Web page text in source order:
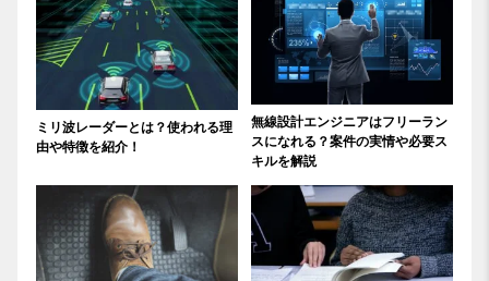
ミリ波レーダーとは？使われる理
由や特徴を紹介！
無線設計エンジニアはフリーラン
スになれる？案件の実情や必要ス
キルを解説